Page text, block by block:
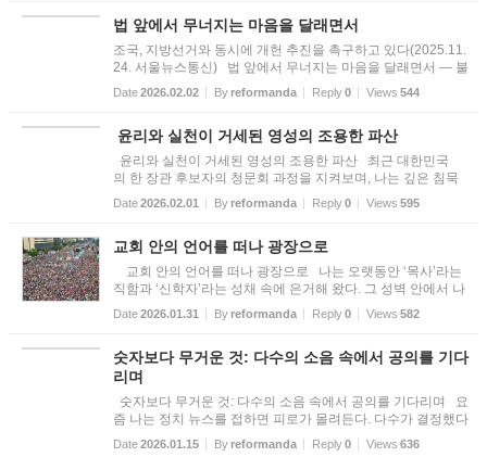
법 앞에서 무너지는 마음을 달래면서
조국, 지방선거와 동시에 개헌 추진을 촉구하고 있다(2025.11.
24. 서울뉴스통신) 법 앞에서 무너지는 마음을 달래면서 — 불
의한 입법을 바라보며 드리는 고백 나는 오래도록 국가를 하
나님의 섭리 안에서 이해해 왔다. 하나님께서 혼란을 미워하시
Date2026.02.02 Byreformanda Reply0 Views 544
​​​​​​​ 윤리와 실천이 거세된 영성의 조용한 파산
윤리와 실천이 거세된 영성의 조용한 파산 최근 대한민국
의 한 장관 후보자의 청문회 과정을 지켜보며, 나는 깊은 침묵
속에 머물렀다. 드러난 의혹과 추문들은 한 개인의 낙마로만 설
명되기에는 너무 무거웠다. 그것은 한 사람의 실패라기보다, 우
Date2026.02.01 Byreformanda Reply0 Views 595
교회 안의 언어를 떠나 광장으로
교회 안의 언어를 떠나 광장으로 나는 오랫동안 ‘목사’라는
직함과 ‘신학자’라는 성채 속에 은거해 왔다. 그 성벽 안에서 나
의 세계는 평온했다. 성경을 인용할 때마다 나의 문장은 신성한
정당성을 획득했고, 거장 신학자들의 이름을 호명할 때마다
Date2026.01.31 Byreformanda Reply0 Views 582
숫자보다 무거운 것: 다수의 소음 속에서 공의를 기다
리며
숫자보다 무거운 것: 다수의 소음 속에서 공의를 기다리며 요
즘 나는 정치 뉴스를 접하면 피로가 몰려든다. 다수가 결정했다
는 말이 너무 쉽게 정의의 자리를 대신하고 있기 때문이다. 숫
자가 많다는 이유만으로, 다수가 민주적인 방식으로 결정했다
Date2026.01.15 Byreformanda Reply0 Views 636